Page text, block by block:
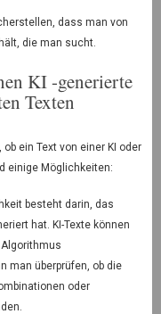
dass man von
die man sucht.
KI -generierte
Texten
ein Text von einer KI oder
einige Möglichkeiten:
besteht darin, das
hat. KI-Texte können
man überprüfen, ob die
oder